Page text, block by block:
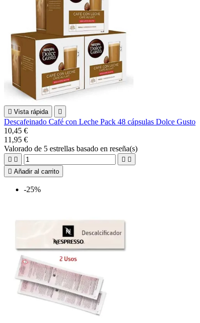
 Vista rápida 
Descafeinado Café con Leche Pack 48 cápsulas Dolce Gusto
10,45 €
11,95 €
Valorado de 5 estrellas basado en reseña(s)
   
 Añadir al carrito
-25%